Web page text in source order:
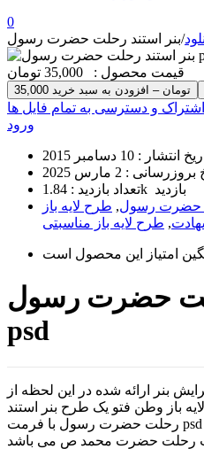
0
/
قیمت محصول : 35,000 تومان
35,000 تومان – افزودن به سبد خرید
و دسترسی به تمام فایل ها
ورود
انتشار : 10 دسامبر 2015
بروزرسانی : 2 مارس 2025
تعداد بازدید :
1.84k بازدید
حضرت رسول, طرح لایه باز
, طرح لایه باز مناسبتی
امتیاز این محصول
حضرت رسول
psd
بنر ارائه شده در این لحظه از
باز وطن فتو یک طرح بنر استند
رحلت حضرت رسول با فرمت psd و کیفیت بالا مناسب جهت چاپ